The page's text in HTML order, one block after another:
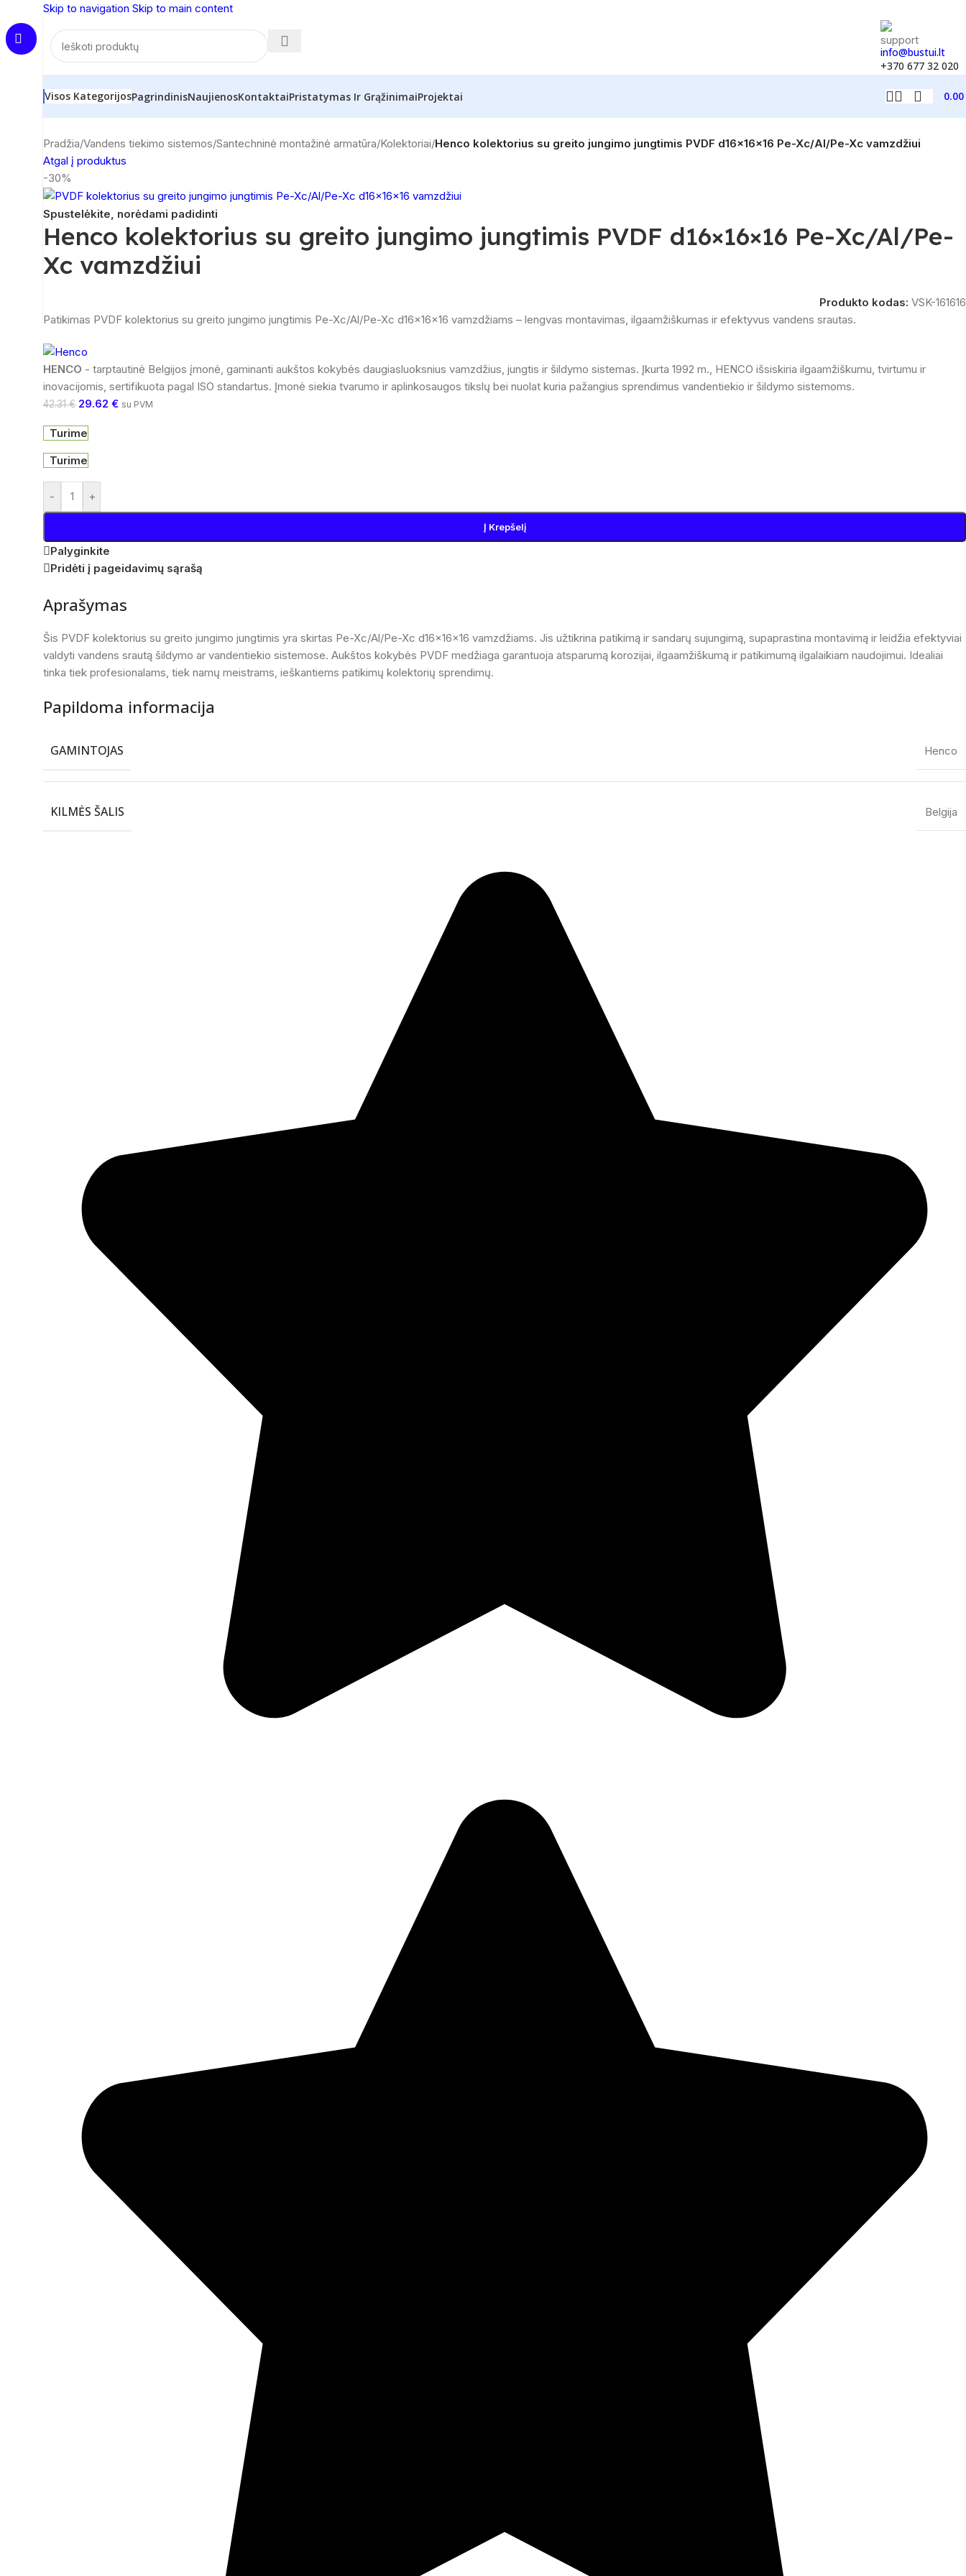
Skip to navigation Skip to main content
info@bustui.lt
+370 677 32 020
Visos KategorijosPagrindinisNaujienosKontaktaiPristatymas Ir GrąžinimaiProjektai 0.00
Pradžia/Vandens tiekimo sistemos/Santechninė montažinė armatūra/Kolektoriai/Henco kolektorius su greito jungimo jungtimis PVDF d16×16×16 Pe-Xc/Al/Pe-Xc vamzdžiui
Atgal į produktus
-30%
Spustelėkite, norėdami padidinti
Henco kolektorius su greito jungimo jungtimis PVDF d16×16×16 Pe-Xc/Al/Pe-
Xc vamzdžiui
Produkto kodas: VSK-161616
Patikimas PVDF kolektorius su greito jungimo jungtimis Pe-Xc/Al/Pe-Xc d16×16×16 vamzdžiams – lengvas montavimas, ilgaamžiškumas ir efektyvus vandens srautas.
HENCO - tarptautinė Belgijos įmonė, gaminanti aukštos kokybės daugiasluoksnius vamzdžius, jungtis ir šildymo sistemas. Įkurta 1992 m., HENCO išsiskiria ilgaamžiškumu, tvirtumu ir
inovacijomis, sertifikuota pagal ISO standartus. Įmonė siekia tvarumo ir aplinkosaugos tikslų bei nuolat kuria pažangius sprendimus vandentiekio ir šildymo sistemoms.
42.31€ 29.62 € su PVM
Turime
Turime
- +
Į Krepšelį
Palyginkite
Pridėti į pageidavimų sąrašą
Aprašymas
Šis PVDF kolektorius su greito jungimo jungtimis yra skirtas Pe-Xc/Al/Pe-Xc d16×16×16 vamzdžiams. Jis užtikrina patikimą ir sandarų sujungimą, supaprastina montavimą ir leidžia efektyviai
valdyti vandens srautą šildymo ar vandentiekio sistemose. Aukštos kokybės PVDF medžiaga garantuoja atsparumą korozijai, ilgaamžiškumą ir patikimumą ilgalaikiam naudojimui. Idealiai
tinka tiek profesionalams, tiek namų meistrams, ieškantiems patikimų kolektorių sprendimų.
Papildoma informacija
GAMINTOJAS Henco
KILMĖS ŠALIS Belgija